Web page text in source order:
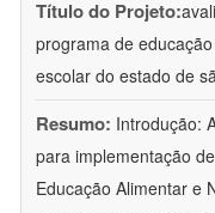
Título do Projeto:
programa de
escolar do estado de
Resumo: Introdução:
para implementação
Educação Alimentar e